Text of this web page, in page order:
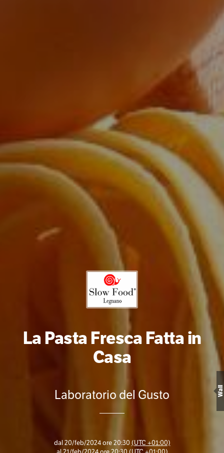
La Pasta Fresca Fatta in
Casa
Laboratorio del Gusto
dal20/feb/2024 ore 20:30 (UTC +01:00)
Wall